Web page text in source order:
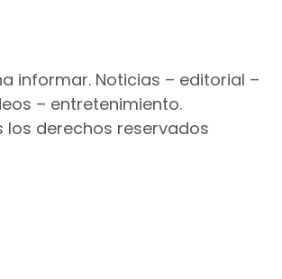
informar. Noticias – editorial –
– entretenimiento.
los derechos reservados